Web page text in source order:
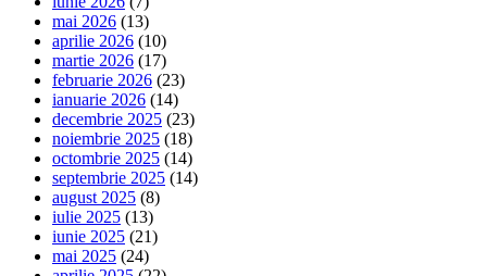
mai 2026 (13)
aprilie 2026 (10)
martie 2026 (17)
februarie 2026 (23)
ianuarie 2026 (14)
decembrie 2025 (23)
noiembrie 2025 (18)
octombrie 2025 (14)
septembrie 2025 (14)
august 2025 (8)
iulie 2025 (13)
iunie 2025 (21)
mai 2025 (24)